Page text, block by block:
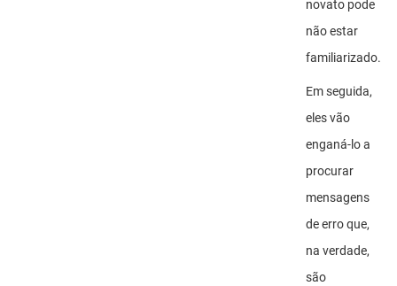
novato pode
não estar
familiarizado.
Em seguida,
eles vão
enganá-lo a
procurar
mensagens
de erro que,
na verdade,
são